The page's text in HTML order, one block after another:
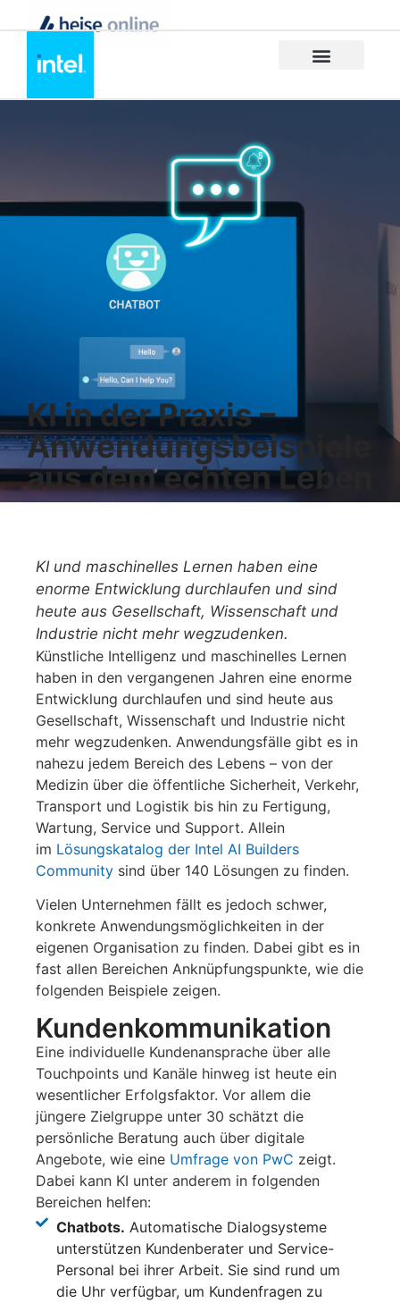
KI in der Praxis –
Anwendungsbeispiele
aus dem echten Leben
KI und maschinelles Lernen haben eine
enorme Entwicklung durchlaufen und sind
heute aus Gesellschaft, Wissenschaft und
Industrie nicht mehr wegzudenken.
Künstliche Intelligenz und maschinelles Lernen
haben in den vergangenen Jahren eine enorme
Entwicklung durchlaufen und sind heute aus
Gesellschaft, Wissenschaft und Industrie nicht
mehr wegzudenken. Anwendungsfälle gibt es in
nahezu jedem Bereich des Lebens – von der
Medizin über die öffentliche Sicherheit, Verkehr,
Transport und Logistik bis hin zu Fertigung,
Wartung, Service und Support. Allein
im Lösungskatalog der Intel AI Builders
Community sind über 140 Lösungen zu finden.
Vielen Unternehmen fällt es jedoch schwer,
konkrete Anwendungsmöglichkeiten in der
eigenen Organisation zu finden. Dabei gibt es in
fast allen Bereichen Anknüpfungspunkte, wie die
folgenden Beispiele zeigen.
Kundenkommunikation
Eine individuelle Kundenansprache über alle
Touchpoints und Kanäle hinweg ist heute ein
wesentlicher Erfolgsfaktor. Vor allem die
jüngere Zielgruppe unter 30 schätzt die
persönliche Beratung auch über digitale
Angebote, wie eine Umfrage von PwC zeigt.
Dabei kann KI unter anderem in folgenden
Bereichen helfen:
Chatbots. Automatische Dialogsysteme
unterstützen Kundenberater und Service-
Personal bei ihrer Arbeit. Sie sind rund um
die Uhr verfügbar, um Kundenfragen zu